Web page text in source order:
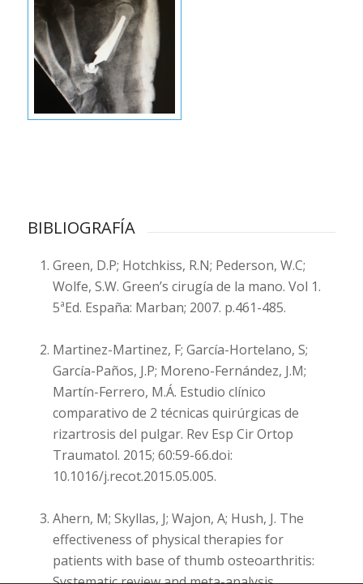
BIBLIOGRAFÍA
Green, D.P; Hotchkiss, R.N; Pederson, W.C;
Wolfe, S.W. Green’s cirugía de la mano. Vol 1.
5ªEd. España: Marban; 2007. p.461-485.
Martinez-Martinez, F; García-Hortelano, S;
García-Paños, J.P; Moreno-Fernández, J.M;
Martín-Ferrero, M.Á. Estudio clínico
comparativo de 2 técnicas quirúrgicas de
rizartrosis del pulgar. Rev Esp Cir Ortop
Traumatol. 2015; 60:59-66.doi:
10.1016/j.recot.2015.05.005.
Ahern, M; Skyllas, J; Wajon, A; Hush, J. The
effectiveness of physical therapies for
patients with base of thumb osteoarthritis: